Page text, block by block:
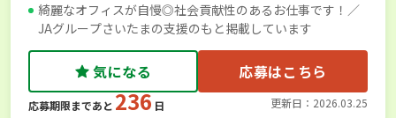
綺麗なオフィスが自慢◎社会貢献性のあるお仕事です！／
JAグループさいたまの支援のもと掲載しています
気になる 応募はこちら
応募期限まであと236 日 更新日：2026.03.25